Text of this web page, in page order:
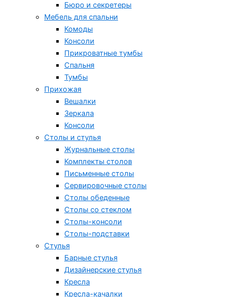
Бюро и секретеры
Мебель для спальни
Комоды
Консоли
Прикроватные тумбы
Спальня
Тумбы
Прихожая
Вешалки
Зеркала
Консоли
Столы и стулья
Журнальные столы
Комплекты столов
Письменные столы
Сервировочные столы
Столы обеденные
Столы со стеклом
Столы-консоли
Столы-подставки
Стулья
Барные стулья
Дизайнерские стулья
Кресла
Кресла-качалки